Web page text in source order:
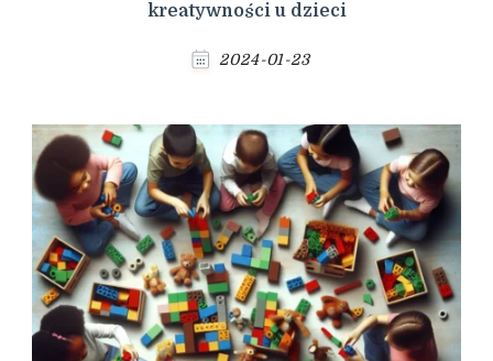
kreatywności u dzieci
2024-01-23